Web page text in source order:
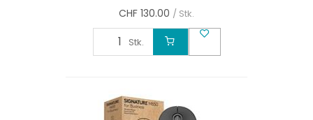
CHF 130.00 / Stk.
Stk.